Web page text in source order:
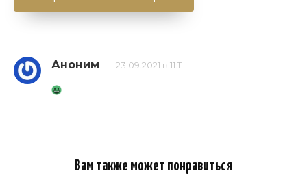
Аноним 23.09.2021 в 11:11
Вам также может понравиться